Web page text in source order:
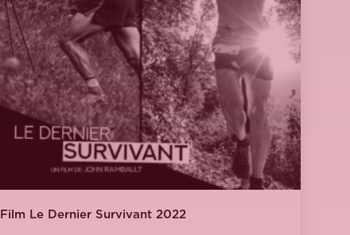
Film Le Dernier Survivant 2022